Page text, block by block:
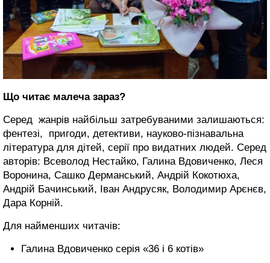
Що читає малеча зараз?
Серед жанрів найбільш затребуваними залишаються:
фентезі, пригоди, детективи, науково-пізнавальна
література для дітей, серії про видатних людей. Серед
авторів: Всеволод Нестайко, Галина Вдовиченко, Леся
Воронина, Сашко Дерманський, Андрій Кокотюха,
Андрій Бачинський, Іван Андрусяк, Володимир Арєнєв,
Дара Корній.
Для найменших читачів:
Галина Вдовиченко серія «36 і 6 котів»